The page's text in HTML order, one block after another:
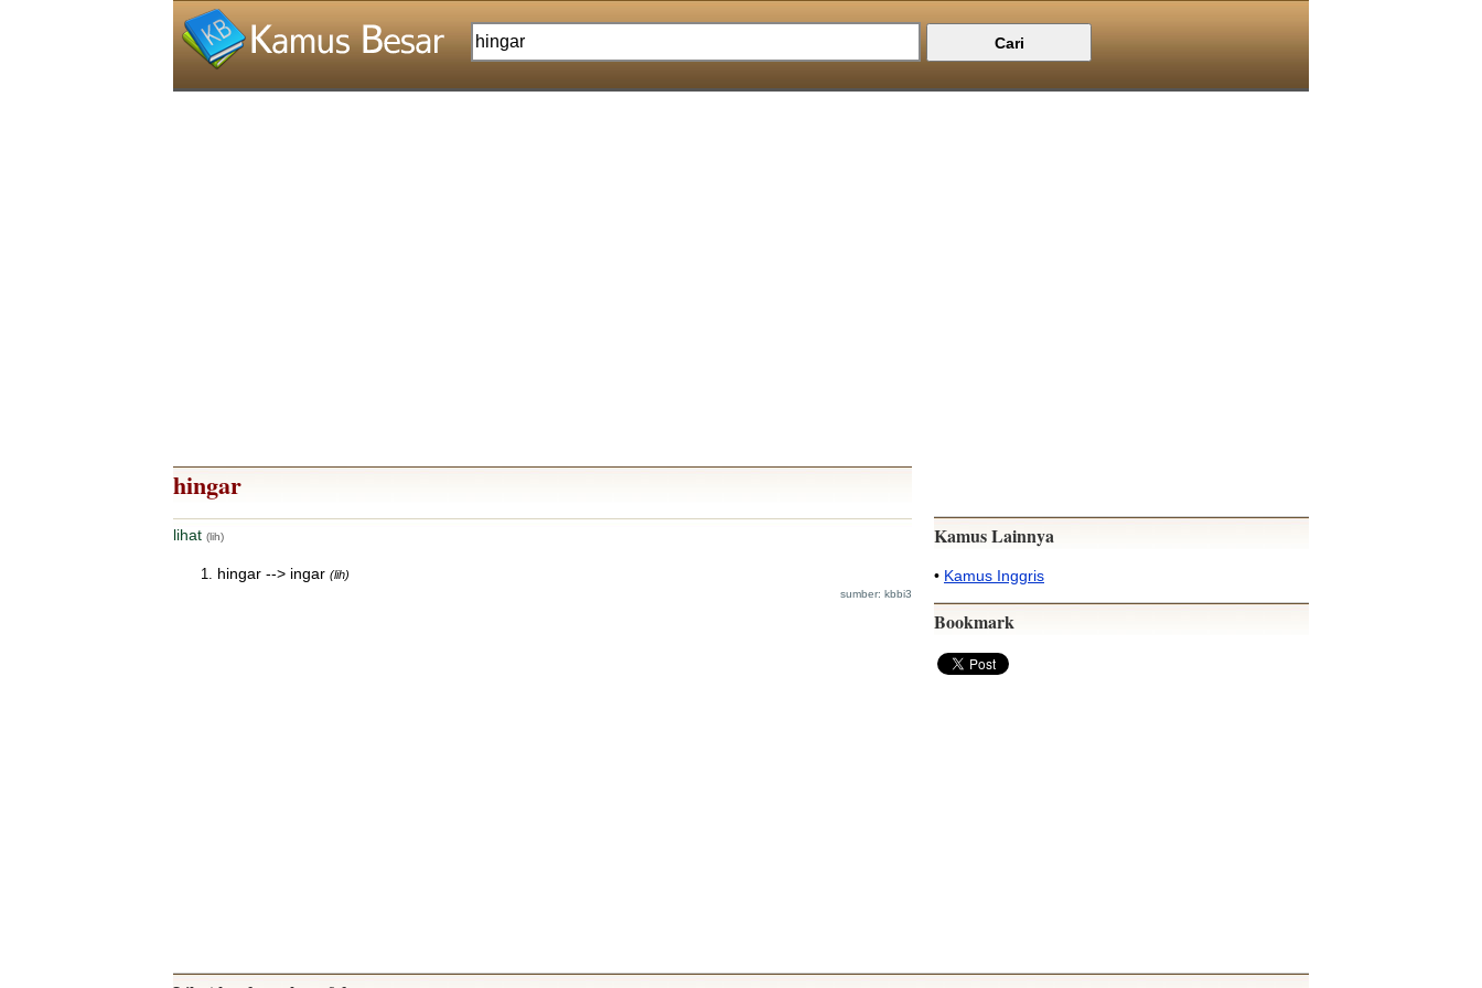
hingar
lihat (lih)
hingar --> ingar (lih)
sumber: kbbi3
Kamus Lainnya
• Kamus Inggris
Bookmark